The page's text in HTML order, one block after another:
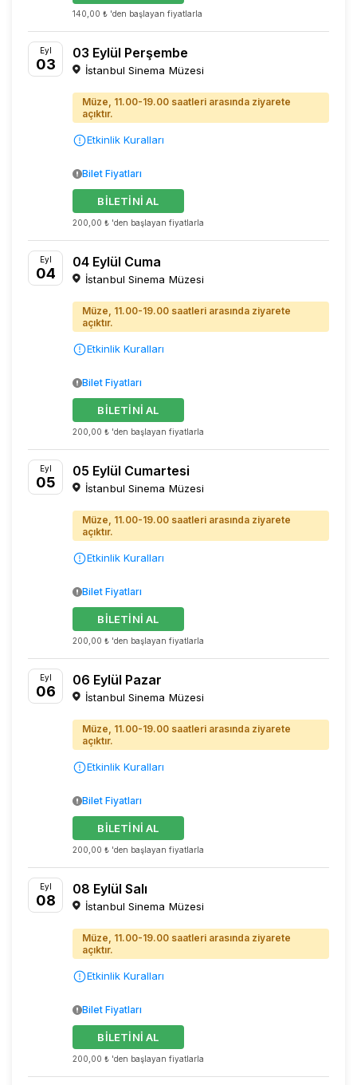
140,00 ₺ 'den başlayan fiyatlarla
Eyl
03
03 Eylül Perşembe
İstanbul Sinema Müzesi
Müze, 11.00-19.00 saatleri arasında ziyarete
açıktır.
Etkinlik Kuralları
200,00 ₺ 'den başlayan fiyatlarla
BİLETİNİ AL
Bilet Fiyatları
Eyl
04
04 Eylül Cuma
İstanbul Sinema Müzesi
Müze, 11.00-19.00 saatleri arasında ziyarete
açıktır.
Etkinlik Kuralları
200,00 ₺ 'den başlayan fiyatlarla
BİLETİNİ AL
Bilet Fiyatları
Eyl
05
05 Eylül Cumartesi
İstanbul Sinema Müzesi
Müze, 11.00-19.00 saatleri arasında ziyarete
açıktır.
Etkinlik Kuralları
200,00 ₺ 'den başlayan fiyatlarla
BİLETİNİ AL
Bilet Fiyatları
Eyl
06
06 Eylül Pazar
İstanbul Sinema Müzesi
Müze, 11.00-19.00 saatleri arasında ziyarete
açıktır.
Etkinlik Kuralları
200,00 ₺ 'den başlayan fiyatlarla
BİLETİNİ AL
Bilet Fiyatları
Eyl
08
08 Eylül Salı
İstanbul Sinema Müzesi
Müze, 11.00-19.00 saatleri arasında ziyarete
açıktır.
Etkinlik Kuralları
200,00 ₺ 'den başlayan fiyatlarla
BİLETİNİ AL
Bilet Fiyatları